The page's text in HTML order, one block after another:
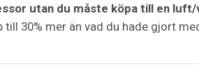
utan du måste köpa till en
till 30% mer än vad du hade gjort